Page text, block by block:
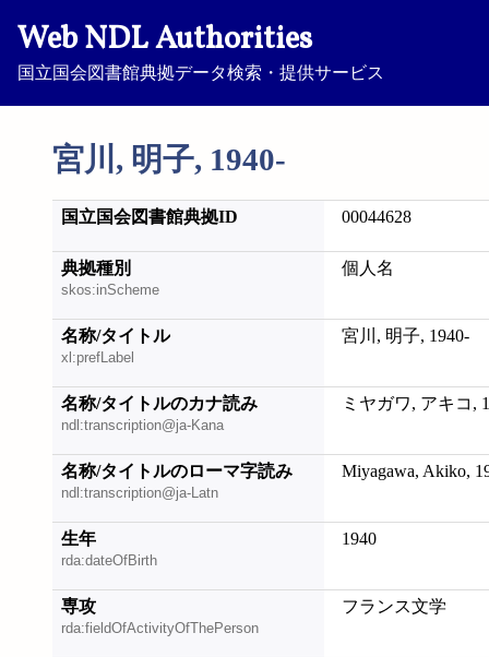
Web NDL Authorities
国立国会図書館典拠データ検索・提供サービス
宮川, 明子, 1940-
国立国会図書館典拠ID 00044628
典拠種別
skos:inScheme
個人名
名称/タイトル
xl:prefLabel
宮川, 明子, 1940-
名称/タイトルのカナ読み
ndl:transcription@ja-Kana
ミヤガワ, アキコ,
名称/タイトルのローマ字読み
ndl:transcription@ja-Latn
Miyagawa, Akiko,
生年
rda:dateOfBirth
1940
専攻
rda:fieldOfActivityOfThePerson
フランス文学